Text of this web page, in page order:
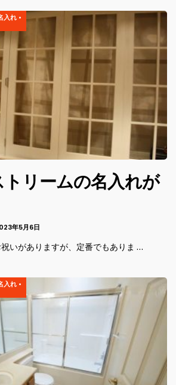
入れ •
リームの名入れが
年5月6日
いがありますが、定番でもありま …
入れ •